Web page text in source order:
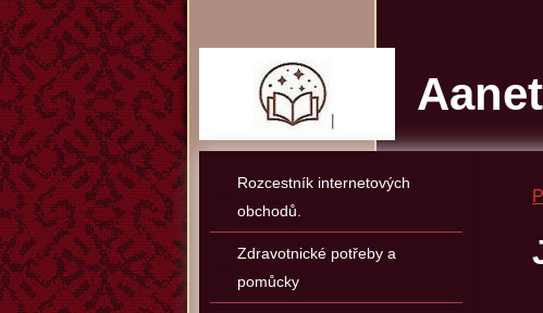
Rozcestník internetových
obchodů.
Zdravotnické potřeby a
pomůcky